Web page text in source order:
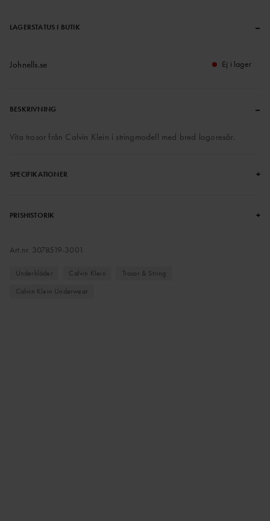
LAGERSTATUS I BUTIK –
Johnells.se Ej i lager
BESKRIVNING –
Vita trosor från Calvin Klein i stringmodell med bred logoresår.
SPECIFIKATIONER +
PRISHISTORIK +
Art.nr. 3078519-3001
Underkläder Calvin Klein
Trosor & String
Calvin Klein Underwear